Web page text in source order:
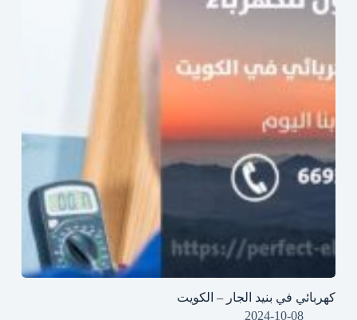
كهربائي في بنيد الجار – الكويت
2024-10-08